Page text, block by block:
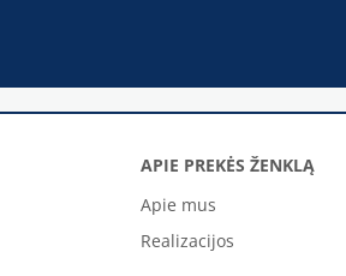
APIE PREKĖS ŽENKLĄ
Apie mus
Realizacijos